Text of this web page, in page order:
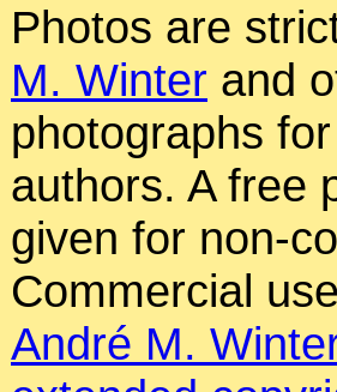
Photos are
M. Winter and
photographs
authors. A free
given for non-
Commercial use
André M.